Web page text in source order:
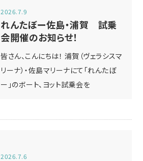
2026.7.9
れんたぼー佐島・浦賀 試乗
会開催のお知らせ！
皆さん、こんにちは！ 浦賀（ヴェラシスマ
リーナ）・佐島マリーナにて「れんたぼ
ー」のボート、ヨット試乗会を
2026.7.6